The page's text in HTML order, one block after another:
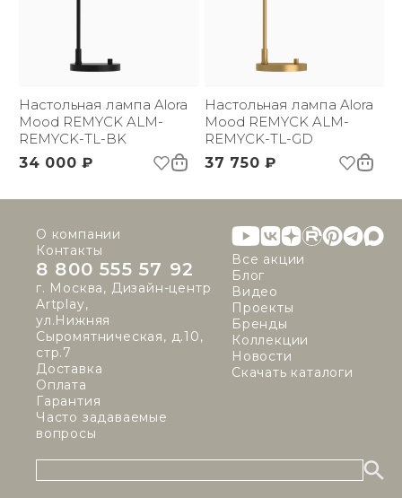
Настольная лампа Alora
Mood REMYCK ALM-
REMYCK-TL-BK
34 000 ₽
Настольная лампа Alora
Mood REMYCK ALM-
REMYCK-TL-GD
37 750 ₽
О компании
Контакты
8 800 555 57 92
г. Москва, Дизайн-центр
Artplay,
ул.Нижняя
Сыромятническая, д.10,
стр.7
Доставка
Оплата
Гарантия
Часто задаваемые
вопросы
Все акции
Блог
Видео
Проекты
Бренды
Коллекции
Новости
Скачать каталоги